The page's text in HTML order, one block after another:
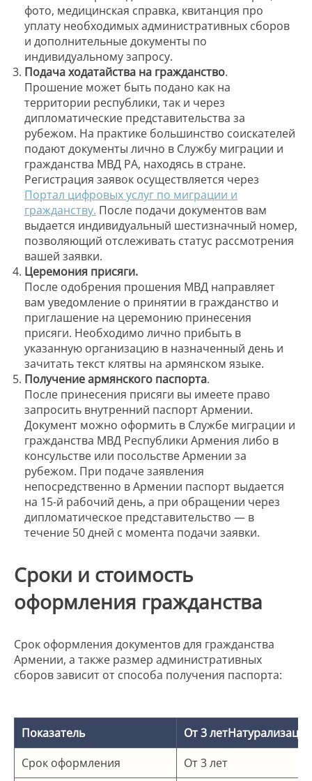
фото, медицинская справка, квитанция про
уплату необходимых административных сборов
и дополнительные документы по
индивидуальному запросу.
Подача ходатайства на гражданство.
Прошение может быть подано как на
территории республики, так и через
дипломатические представительства за
рубежом. На практике большинство соискателей
подают документы лично в Службу миграции и
гражданства МВД РА, находясь в стране.
Регистрация заявок осуществляется через
Портал цифровых услуг по миграции и
гражданству. После подачи документов вам
выдается индивидуальный шестизначный номер,
позволяющий отслеживать статус рассмотрения
вашей заявки.
Церемония присяги.
После одобрения прошения МВД направляет
вам уведомление о принятии в гражданство и
приглашение на церемонию принесения
присяги. Необходимо лично прибыть в
указанную организацию в назначенный день и
зачитать текст клятвы на армянском языке.
Получение армянского паспорта.
После принесения присяги вы имеете право
запросить внутренний паспорт Армении.
Документ можно оформить в Службе миграции и
гражданства МВД Республики Армения либо в
консульстве или посольстве Армении за
рубежом. При подаче заявления
непосредственно в Армении паспорт выдается
на 15-й рабочий день, а при обращении через
дипломатическое представительство — в
течение 50 дней с момента подачи заявки.
Сроки и стоимость
оформления гражданства
Срок оформления документов для гражданства
Армении, а также размер административных
сборов зависит от способа получения паспорта:
Показатель
От 3 летНатурализация
Срок оформления
От 3 лет